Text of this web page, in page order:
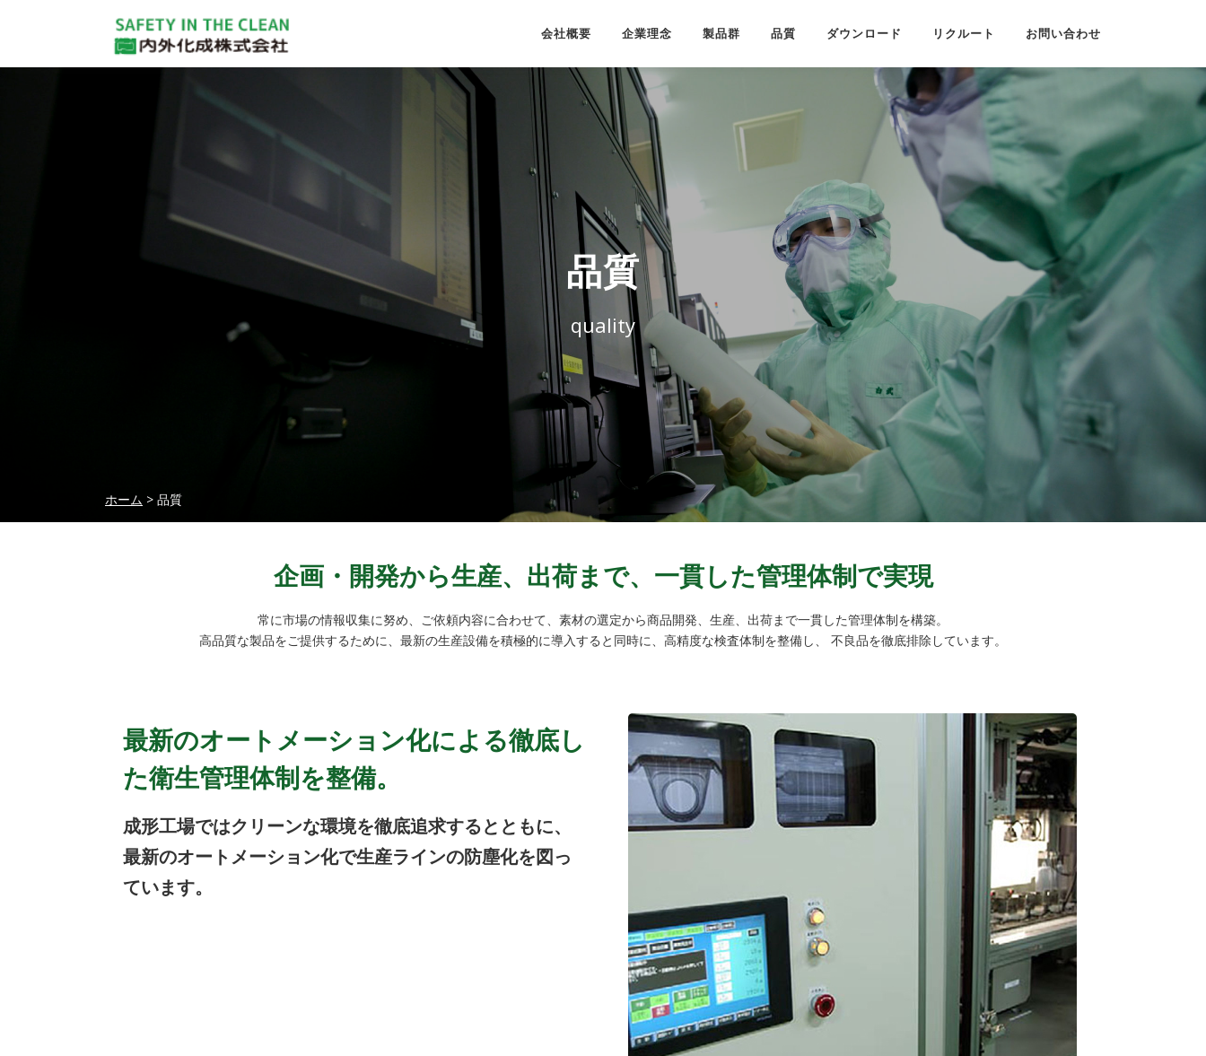
会社概要 企業理念 製品群 品質 ダウンロード リクルート お問い合わせ
品質
quality
ホーム > 品質
企画・開発から生産、出荷まで、一貫した管理体制で実現
常に市場の情報収集に努め、ご依頼内容に合わせて、素材の選定から商品開発、生産、出荷まで一貫した管理体制を構築。
高品質な製品をご提供するために、最新の生産設備を積極的に導入すると同時に、高精度な検査体制を整備し、 不良品を徹底排除しています。
最新のオートメーション化による徹底し
た衛生管理体制を整備。
成形工場ではクリーンな環境を徹底追求するとともに、
最新のオートメーション化で生産ラインの防塵化を図っ
ています。